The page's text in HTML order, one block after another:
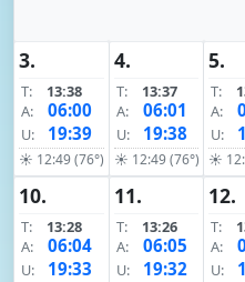
3.
T:
13:38
A:
06:00
U: 19:39
☀ 12:49 (76°)
4.
T:
13:37
A:
06:01
U: 19:38
☀ 12:49 (76°)
5.
T:
A:
U:
☀
10.
T:
13:28
A:
06:04
U: 19:33
11.
T:
13:26
A:
06:05
U: 19:32
12.
T:
A:
U: